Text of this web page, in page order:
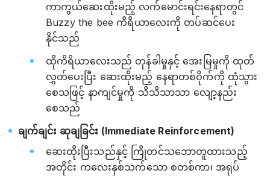
ကာကွယ်ဆေးထိုးမည့် လက်မောင်းရင်းနေရာတွင်
Buzzy the bee ကိရိယာလေးကို တပ်ဆင်ပေး
နိုင်သည်
ထိုကိရိယာလေးသည် တုန်ခါမှုနှင့် အေးမြမှုကို ထုတ်
လွှတ်ပေးပြီး ဆေးထိုးမည့် နေရာတစ်ဝိုက်ကို ထုံသွား
စေသဖြင့် နာကျင်မှုကို သိသိသာသာ လျော့နည်း
စေသည်
ချက်ချင်း ဆုချခြင်း (Immediate Reinforcement)
ဆေးထိုးပြီးသည်နှင့် ကြိုတင်သဘောတူထားသည့်
အတိုင်း ကလေးနှစ်သက်သော စတစ်ကာ၊ အရုပ်